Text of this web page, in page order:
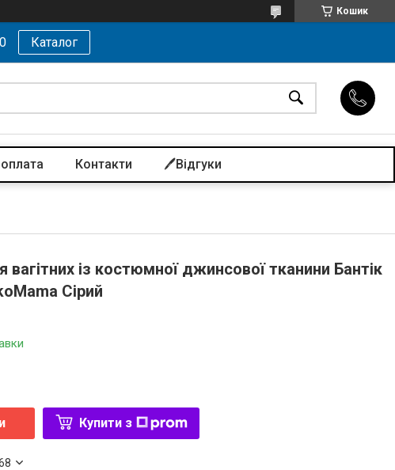
Кошик
Каталог
Контакти 🖊️Відгуки
із костюмної джинсової тканини Бантік
Сірий
Купити з